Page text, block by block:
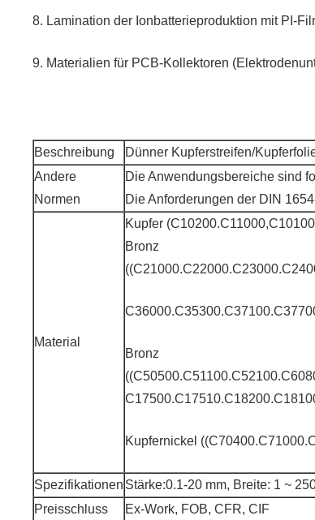
8. Lamination der Ionbatterieproduktion mit PI-
9. Materialien für PCB-Kollektoren
Beschreibung
Dünner Kupferstreifen/
Andere
Normen
Die Anwendungsbereiche sind
Die Anforderungen der DIN
Material
Kupfer
Bronz
Bronz
Kupfernickel
Spezifikationen Stärke:0.1-20 mm, Breite: 1 ~
Preisschluss
Ex-Work, FOB, CFR, CIF